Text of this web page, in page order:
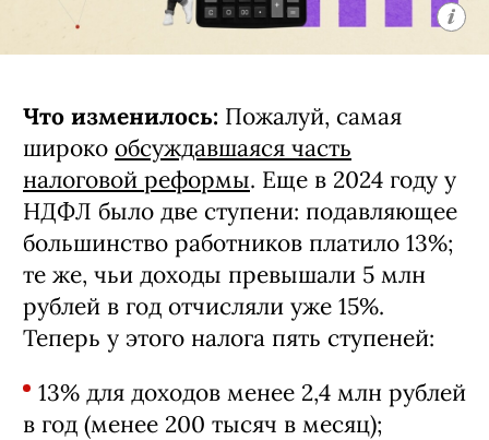
Что изменилось: Пожалуй, самая
широко обсуждавшаяся часть
налоговой реформы. Еще в 2024 году у
НДФЛ было две ступени: подавляющее
большинство работников платило 13%;
те же, чьи доходы превышали 5 млн
рублей в год отчисляли уже 15%.
Теперь у этого налога пять ступеней:
13% для доходов менее 2,4 млн рублей
в год (менее 200 тысяч в месяц);